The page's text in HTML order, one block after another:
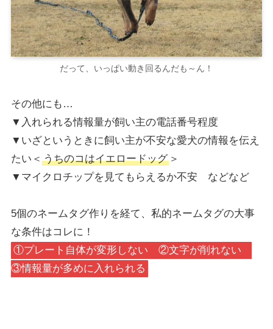
だって、いっぱい動き回るんだも～ん！
その他にも…
▼入れられる情報量が飼い主の電話番号程度
▼いざというときに飼い主が不安な愛犬の情報を伝え
たい＜ うちのコはイエロードッグ＞
▼マイクロチップを見てもらえるか不安 などなど
5個のネームタグ作りを経て、私的ネームタグの大事
な条件はコレに！
①プレート自体が変形しない ②文字が削れない
③情報量が多めに入れられる